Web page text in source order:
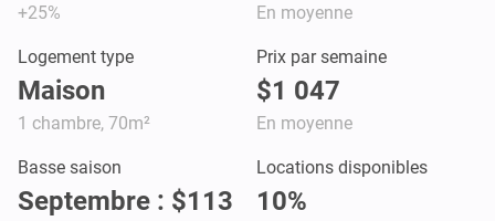
+25% En moyenne
Logement type
Maison
1 chambre, 70m²
Prix par semaine
$1 047
En moyenne
Basse saison
Septembre : $113
Locations disponibles
10%